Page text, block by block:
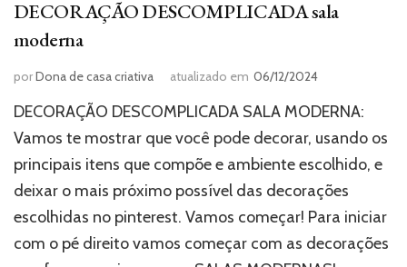
DECORAÇÃO DESCOMPLICADA sala
moderna
porDona de casa criativa atualizado em 06/12/2024
DECORAÇÃO DESCOMPLICADA SALA MODERNA:
Vamos te mostrar que você pode decorar, usando os
principais itens que compõe e ambiente escolhido, e
deixar o mais próximo possível das decorações
escolhidas no pinterest. Vamos começar! Para iniciar
com o pé direito vamos começar com as decorações